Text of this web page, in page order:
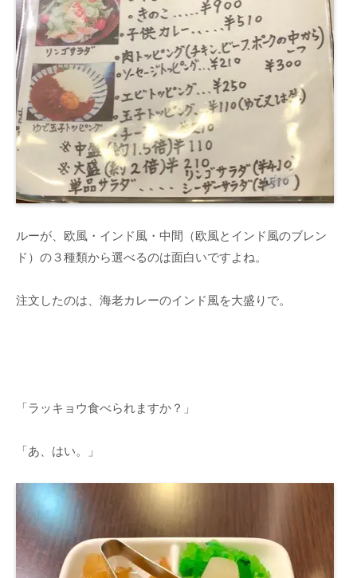
ルーが、欧風・インド風・中間（欧風とインド風のブレン
ド）の３種類から選べるのは面白いですよね。
注文したのは、海老カレーのインド風を大盛りで。
「ラッキョウ食べられますか？」
「あ、はい。」